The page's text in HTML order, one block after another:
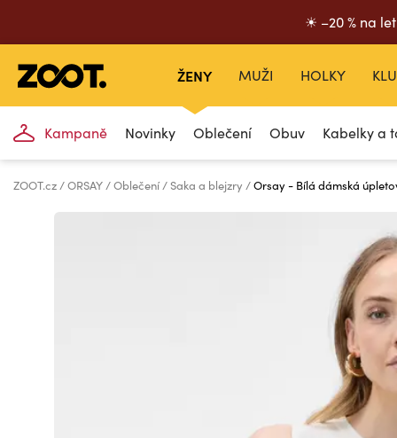
☀ –20 % na
ŽENY
Kampaně Novinky Oblečení Obuv Kabelky a
MUŽI HOLKY
ZOOT.cz ORSAY Oblečení Saka a blejzry Orsay - Bílá dámská